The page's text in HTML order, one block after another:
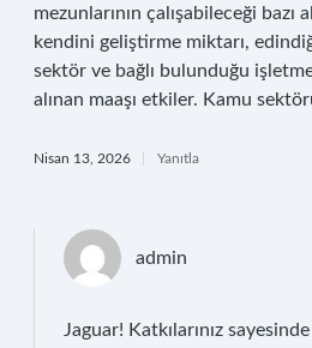
mezunlarının çalışabileceği bazı
kendini geliştirme miktarı,
sektör ve bağlı bulunduğu
alınan maaşı etkiler. Kamu
Nisan 13, 2026 Yanıtla
admin
Jaguar! Katkılarınız